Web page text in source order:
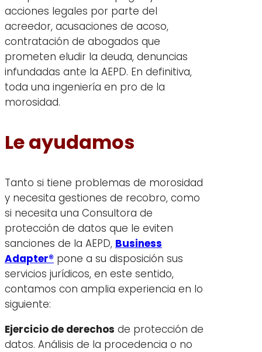
acciones legales por parte del
acreedor, acusaciones de acoso,
contratación de abogados que
prometen eludir la deuda, denuncias
infundadas ante la AEPD. En definitiva,
toda una ingeniería en pro de la
morosidad.
Le ayudamos
Tanto si tiene problemas de morosidad
y necesita gestiones de recobro, como
si necesita una Consultora de
protección de datos que le eviten
sanciones de la AEPD, Business
Adapter® pone a su disposición sus
servicios jurídicos, en este sentido,
contamos con amplia experiencia en lo
siguiente:
Ejercicio de derechos de protección de
datos. Análisis de la procedencia o no